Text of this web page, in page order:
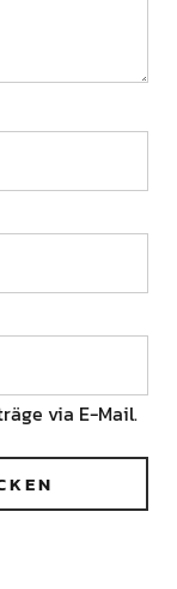
via E-Mail.